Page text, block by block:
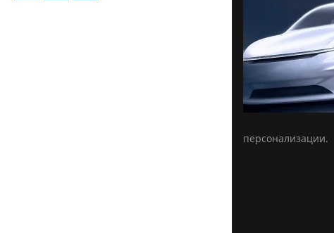
персонализации.